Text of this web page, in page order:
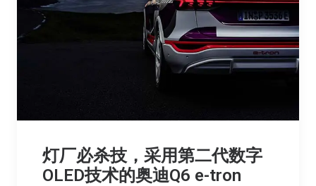
灯厂必杀技，采用第二代数字
OLED技术的奥迪Q6 e-tron